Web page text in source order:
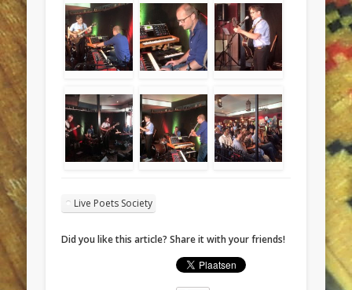
Live Poets Society
Did you like this article? Share it with your friends!